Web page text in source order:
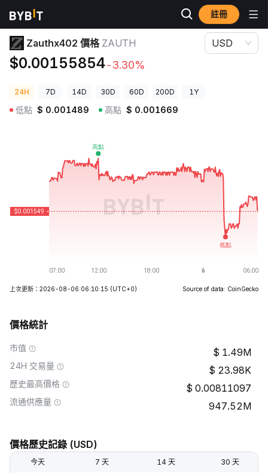
註冊
加密貨幣價格
Zauthx402 價格 ZAUTH
$0.00155854-3.30%
USD
24H 7D 14D 30D 60D 200D 1Y
低點 $ 0.001489 高點 $ 0.001669
上次更新：2026-08-06 06:10:15 (UTC+0) Source of data: CoinGecko
價格統計
市值 1.49M
24H 交易量 23.98K
歷史最高價格 0.00811097
流通供應量 947.52M
價格歷史記錄 (USD)
今天 7 天 14 天 30 天